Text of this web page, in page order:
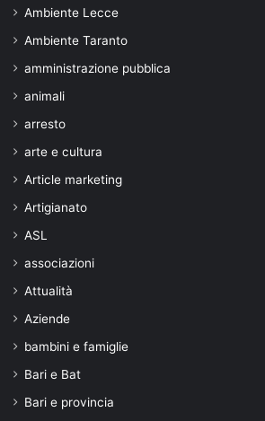
Ambiente Lecce
Ambiente Taranto
amministrazione pubblica
animali
arresto
arte e cultura
Article marketing
Artigianato
ASL
associazioni
Attualità
Aziende
bambini e famiglie
Bari e Bat
Bari e provincia